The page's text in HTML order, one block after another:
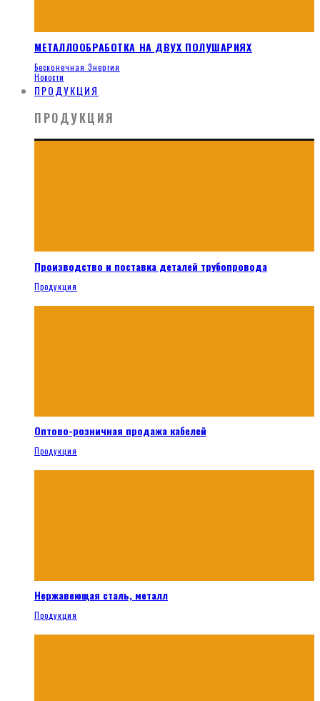
МЕТАЛЛООБРАБОТКА НА ДВУХ ПОЛУШАРИЯХ
Бесконечная Энергия
Новости
ПРОДУКЦИЯ
ПРОДУКЦИЯ
Производство и поставка деталей трубопровода
Продукция
Оптово-розничная продажа кабелей
Продукция
Нержавеющая сталь, металл
Продукция